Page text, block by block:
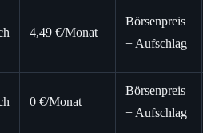
4,49 €/Monat
Börsenpreis
+ Aufschlag
0 €/Monat
Börsenpreis
+ Aufschlag